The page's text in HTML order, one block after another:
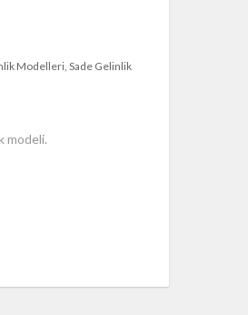
Modelleri Sade Gelinlik
modeli.